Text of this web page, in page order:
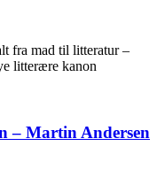
fra mad til litteratur –
litterære kanon
– Martin Andersen